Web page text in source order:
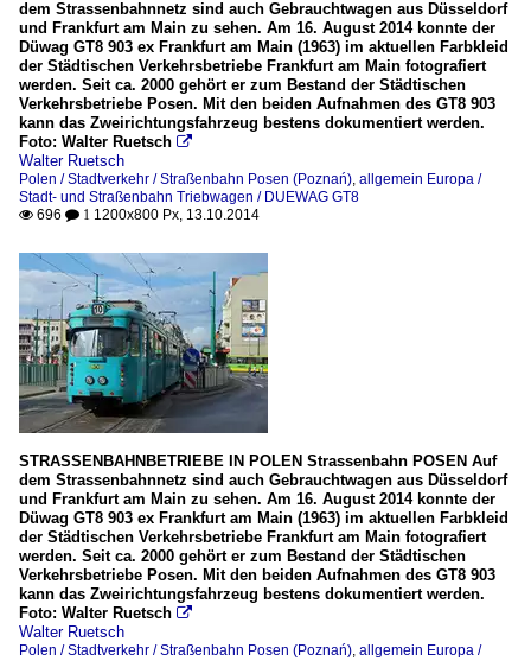
dem Strassenbahnnetz sind auch Gebrauchtwagen aus Düsseldorf
und Frankfurt am Main zu sehen. Am 16. August 2014 konnte der
Düwag GT8 903 ex Frankfurt am Main (1963) im aktuellen Farbkleid
der Städtischen Verkehrsbetriebe Frankfurt am Main fotografiert
werden. Seit ca. 2000 gehört er zum Bestand der Städtischen
Verkehrsbetriebe Posen. Mit den beiden Aufnahmen des GT8 903
kann das Zweirichtungsfahrzeug bestens dokumentiert werden.
Foto: Walter Ruetsch 
Walter Ruetsch
Polen / Stadtverkehr / Straßenbahn Posen (Poznań) allgemein Europa /
Stadt- und Straßenbahn Triebwagen / DUEWAG GT8
 696  1 1200x800 Px, 13.10.2014
STRASSENBAHNBETRIEBE IN POLEN Strassenbahn POSEN Auf
dem Strassenbahnnetz sind auch Gebrauchtwagen aus Düsseldorf
und Frankfurt am Main zu sehen. Am 16. August 2014 konnte der
Düwag GT8 903 ex Frankfurt am Main (1963) im aktuellen Farbkleid
der Städtischen Verkehrsbetriebe Frankfurt am Main fotografiert
werden. Seit ca. 2000 gehört er zum Bestand der Städtischen
Verkehrsbetriebe Posen. Mit den beiden Aufnahmen des GT8 903
kann das Zweirichtungsfahrzeug bestens dokumentiert werden.
Foto: Walter Ruetsch 
Walter Ruetsch
Polen / Stadtverkehr / Straßenbahn Posen (Poznań) allgemein Europa /